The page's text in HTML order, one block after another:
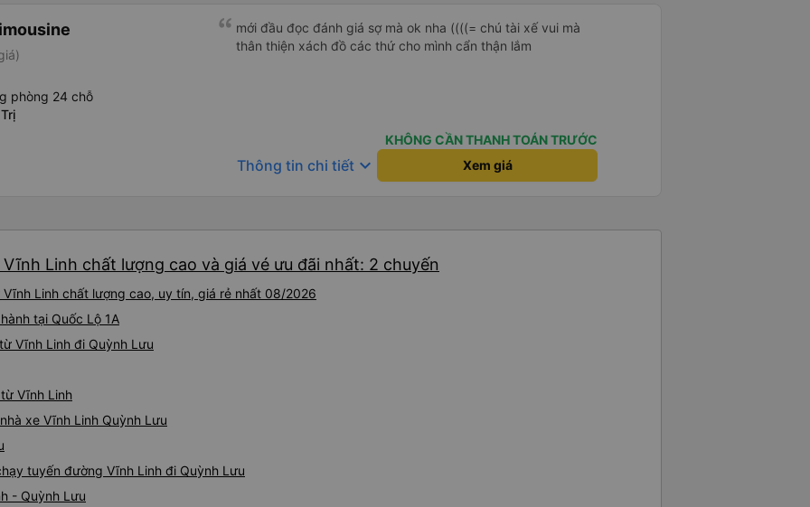
phòng 24 chỗ
mới đầu đọc đánh giá sợ mà ok nha ((((= chú tài xế vui mà
thân thiện xách đồ các thứ cho mình cẩn thận lắm
KHÔNG CẦN THANH TOÁN TRƯỚC
Thông tin chi tiết keyboard_arrow_down Xem giá
Linh chất lượng cao và giá vé ưu đãi nhất: 2 chuyến
Linh chất lượng cao, uy tín, giá rẻ nhất 08/2026
tại Quốc Lộ 1A
Vĩnh Linh đi Quỳnh Lưu
Vĩnh Linh
xe Vĩnh Linh Quỳnh Lưu
tuyến đường Vĩnh Linh đi Quỳnh Lưu
- Quỳnh Lưu